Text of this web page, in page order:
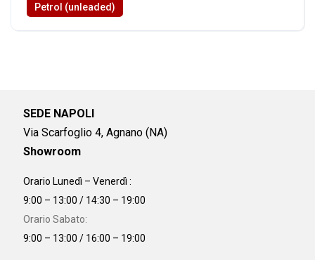
Petrol (unleaded)
SEDE NAPOLI
Via Scarfoglio 4, Agnano (NA)
Showroom
Orario Lunedì – Venerdì :
9:00 – 13:00 / 14:30 – 19:00
Orario Sabato:
9:00 – 13:00 / 16:00 – 19:00